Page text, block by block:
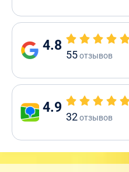
4.8
55отзывов
4.9
32отзывов